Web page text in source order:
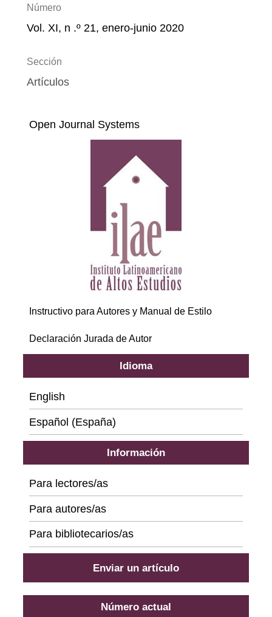
Número
Vol. XI, n .º 21, enero-junio 2020
Sección
Artículos
Open Journal Systems
Instructivo para Autores y Manual de Estilo
Declaración Jurada de Autor
Idioma
English
Español (España)
Información
Para lectores/as
Para autores/as
Para bibliotecarios/as
Enviar un artículo
Número actual